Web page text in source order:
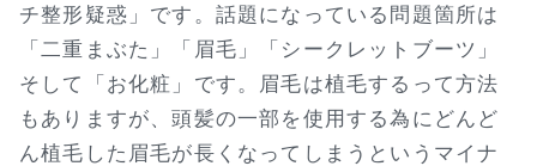
チ整形疑惑」です。話題になっている問題箇所は
「二重まぶた」「眉毛」「シークレットブーツ」
そして「お化粧」です。眉毛は植毛するって方法
もありますが、頭髪の一部を使用する為にどんど
ん植毛した眉毛が長くなってしまうというマイナ